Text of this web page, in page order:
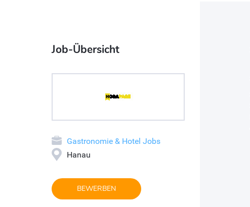
Job-Übersicht
Gastronomie & Hotel Jobs
Hanau
BEWERBEN